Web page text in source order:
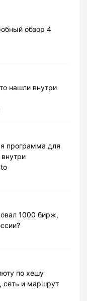
обзор 4
нашли внутри
программа для
1000 бирж,
по хешу
сеть и маршрут